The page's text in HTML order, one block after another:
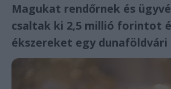
Magukat rendőrnek és
csaltak ki 2,5 millió forintot
ékszereket egy